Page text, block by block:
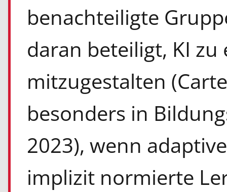
benachteiligte
daran beteiligt, KI
mitzugestalten
besonders in
2023), wenn
implizit normierte